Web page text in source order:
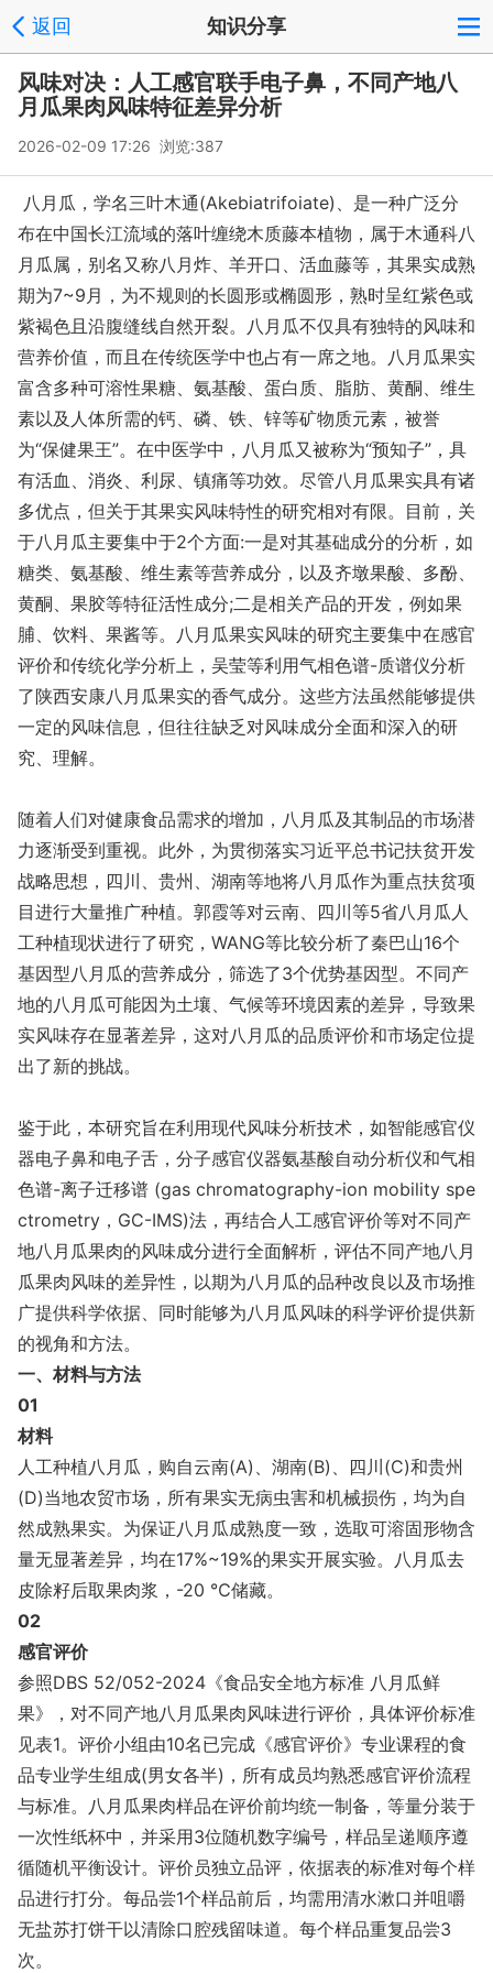
返回 知识分享
风味对决：人工感官联手电子鼻，不同产地八
月瓜果肉风味特征差异分析
2026-02-09 17:26 浏览:387
八月瓜，学名三叶木通(Akebiatrifoiate)、是一种广泛分
布在中国长江流域的落叶缠绕木质藤本植物，属于木通科八
月瓜属，别名又称八月炸、羊开口、活血藤等，其果实成熟
期为7~9月，为不规则的长圆形或椭圆形，熟时呈红紫色或
紫褐色且沿腹缝线自然开裂。八月瓜不仅具有独特的风味和
营养价值，而且在传统医学中也占有一席之地。八月瓜果实
富含多种可溶性果糖、氨基酸、蛋白质、脂肪、黄酮、维生
素以及人体所需的钙、磷、铁、锌等矿物质元素，被誉
为“保健果王”。在中医学中，八月瓜又被称为“预知子”，具
有活血、消炎、利尿、镇痛等功效。尽管八月瓜果实具有诸
多优点，但关于其果实风味特性的研究相对有限。目前，关
于八月瓜主要集中于2个方面:一是对其基础成分的分析，如
糖类、氨基酸、维生素等营养成分，以及齐墩果酸、多酚、
黄酮、果胶等特征活性成分;二是相关产品的开发，例如果
脯、饮料、果酱等。八月瓜果实风味的研究主要集中在感官
评价和传统化学分析上，吴莹等利用气相色谱-质谱仪分析
了陕西安康八月瓜果实的香气成分。这些方法虽然能够提供
一定的风味信息，但往往缺乏对风味成分全面和深入的研
究、理解。
随着人们对健康食品需求的增加，八月瓜及其制品的市场潜
力逐渐受到重视。此外，为贯彻落实习近平总书记扶贫开发
战略思想，四川、贵州、湖南等地将八月瓜作为重点扶贫项
目进行大量推广种植。郭霞等对云南、四川等5省八月瓜人
工种植现状进行了研究，WANG等比较分析了秦巴山16个
基因型八月瓜的营养成分，筛选了3个优势基因型。不同产
地的八月瓜可能因为土壤、气候等环境因素的差异，导致果
实风味存在显著差异，这对八月瓜的品质评价和市场定位提
出了新的挑战。
鉴于此，本研究旨在利用现代风味分析技术，如智能感官仪
器电子鼻和电子舌，分子感官仪器氨基酸自动分析仪和气相
色谱-离子迁移谱 (gas chromatography-ion mobility spe
ctrometry，GC-IMS)法，再结合人工感官评价等对不同产
地八月瓜果肉的风味成分进行全面解析，评估不同产地八月
瓜果肉风味的差异性，以期为八月瓜的品种改良以及市场推
广提供科学依据、同时能够为八月瓜风味的科学评价提供新
的视角和方法。
一、材料与方法
01
材料
人工种植八月瓜，购自云南(A)、湖南(B)、四川(C)和贵州
(D)当地农贸市场，所有果实无病虫害和机械损伤，均为自
然成熟果实。为保证八月瓜成熟度一致，选取可溶固形物含
量无显著差异，均在17%~19%的果实开展实验。八月瓜去
皮除籽后取果肉浆，-20 ℃储藏。
02
感官评价
参照DBS 52/052-2024《食品安全地方标准 八月瓜鲜
果》，对不同产地八月瓜果肉风味进行评价，具体评价标准
见表1。评价小组由10名已完成《感官评价》专业课程的食
品专业学生组成(男女各半)，所有成员均熟悉感官评价流程
与标准。八月瓜果肉样品在评价前均统一制备，等量分装于
一次性纸杯中，并采用3位随机数字编号，样品呈递顺序遵
循随机平衡设计。评价员独立品评，依据表的标准对每个样
品进行打分。每品尝1个样品前后，均需用清水漱口并咀嚼
无盐苏打饼干以清除口腔残留味道。每个样品重复品尝3
次。